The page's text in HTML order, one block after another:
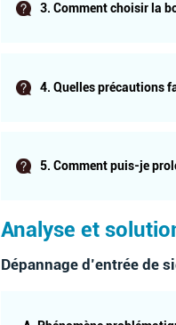
3. Comment choisir la
4. Quelles précautions
5. Comment puis-je
Analyse et
Dépannage d’entrée de